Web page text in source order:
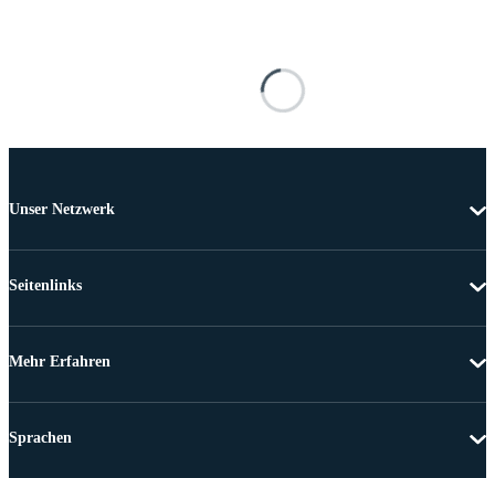
Unser Netzwerk
Seitenlinks
Mehr Erfahren
Sprachen